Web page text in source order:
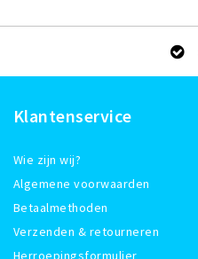
Klantenservice
Wie zijn wij?
Algemene voorwaarden
Betaalmethoden
Verzenden & retourneren
Herroepingsformulier